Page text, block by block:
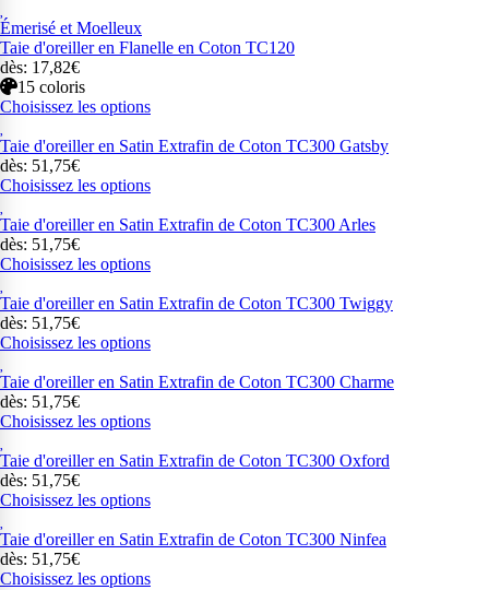
Émerisé et Moelleux
Taie d'oreiller en Flanelle en Coton TC120
dès: 17,82€
15 coloris
Choisissez les options
Taie d'oreiller en Satin Extrafin de Coton TC300 Gatsby
dès: 51,75€
Choisissez les options
Taie d'oreiller en Satin Extrafin de Coton TC300 Arles
dès: 51,75€
Choisissez les options
Taie d'oreiller en Satin Extrafin de Coton TC300 Twiggy
dès: 51,75€
Choisissez les options
Taie d'oreiller en Satin Extrafin de Coton TC300 Charme
dès: 51,75€
Choisissez les options
Taie d'oreiller en Satin Extrafin de Coton TC300 Oxford
dès: 51,75€
Choisissez les options
Taie d'oreiller en Satin Extrafin de Coton TC300 Ninfea
dès: 51,75€
Choisissez les options